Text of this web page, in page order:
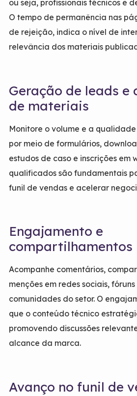
ou seja, profissionais técnicos e
O tempo de permanência nas
de rejeição, indica o nível de
relevância dos materiais
Geração de leads e
de materiais
Monitore o volume e a
por meio de formulários,
estudos de caso e inscrições em
qualificados são fundamentais
funil de vendas e acelerar
Engajamento e
compartilhamentos
Acompanhe comentários,
menções em redes sociais,
comunidades do setor. O
que o conteúdo técnico
promovendo discussões
alcance da marca.
Avanço no funil de